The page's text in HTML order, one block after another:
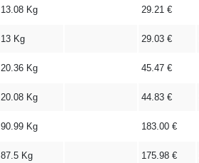
13.08 Kg 29.21 €
13 Kg 29.03 €
20.36 Kg 45.47 €
20.08 Kg 44.83 €
90.99 Kg 183.00 €
87.5 Kg 175.98 €